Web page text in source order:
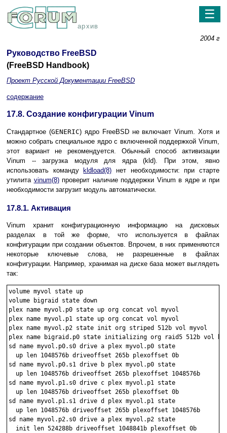
архив
☰
2004 г
Руководство FreeBSD
(FreeBSD Handbook)
Проект Русской Документации FreeBSD
содержание
17.8. Создание конфигурации Vinum
Стандартное (GENERIC) ядро FreeBSD не включает Vinum. Хотя и
можно собрать специальное ядро с включенной поддержкой Vinum,
этот вариант не рекомендуется. Обычный способ активизации
Vinum -- загрузка модуля для ядра (kld). При этом, явно
использовать команду
kldload(8) нет необходимости: при старте
утилита vinum(8)проверит наличие поддержки Vinum в ядре и при
необходимости загрузит модуль автоматически.
17.8.1. Активация
Vinum хранит конфигурационную информацию на дисковых
разделах в той же форме, что используется в файлах
конфигурации при создании объектов. Впрочем, в них применяются
некоторые ключевые слова, не разрешенные в файлах
конфигурации. Например, хранимая на диске база может выглядеть
так:
volume myvol state up
volume bigraid state down
plex name myvol.p0 state up org concat vol myvol
plex name myvol.p1 state up org concat vol myvol
plex name myvol.p2 state init org striped 512b vol myvol
plex name bigraid.p0 state initializing org raid5 512b vol
sd name myvol.p0.s0 drive a plex myvol.p0 state
  up len 1048576b driveoffset 265b plexoffset 0b
sd name myvol.p0.s1 drive b plex myvol.p0 state
  up len 1048576b driveoffset 265b plexoffset 1048576b
sd name myvol.p1.s0 drive c plex myvol.p1 state
  up len 1048576b driveoffset 265b plexoffset 0b
sd name myvol.p1.s1 drive d plex myvol.p1 state
  up len 1048576b driveoffset 265b plexoffset 1048576b
sd name myvol.p2.s0 drive a plex myvol.p2 state
  init len 524288b driveoffset 1048841b plexoffset 0b